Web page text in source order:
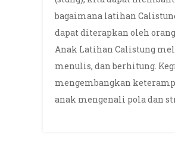
bagaimana latihan
dapat diterapkan oleh
Anak Latihan Calistung
menulis, dan berhitung.
mengembangkan
anak mengenali pola dan